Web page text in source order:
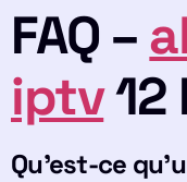
FAQ –
iptv12
Qu’est-ce